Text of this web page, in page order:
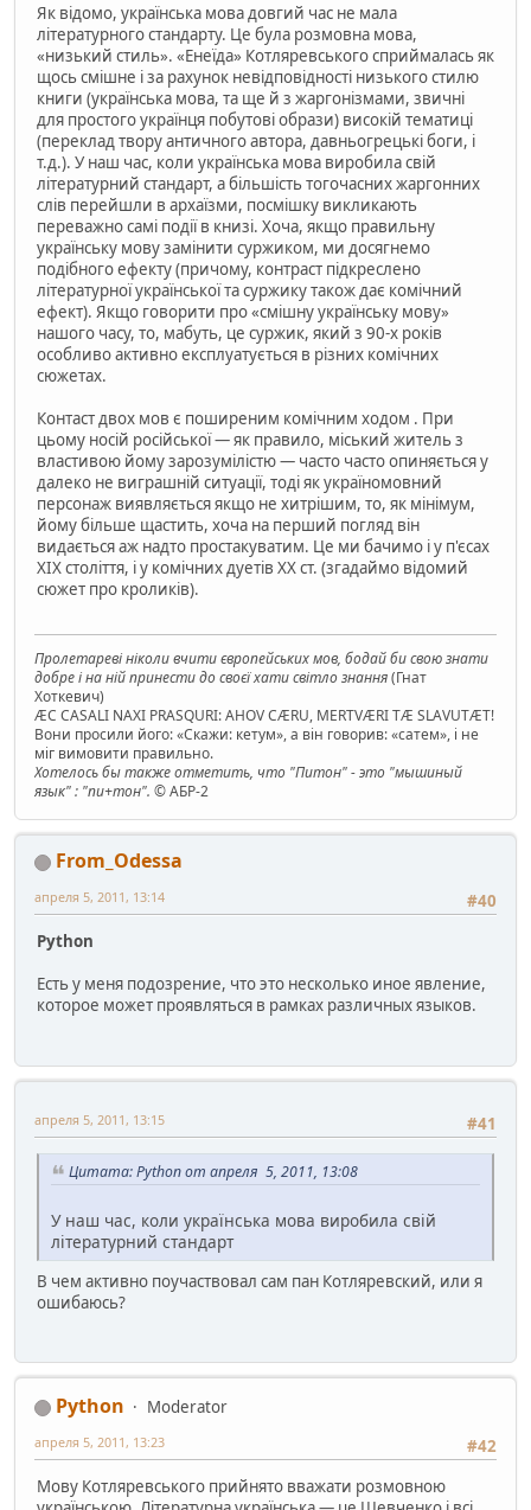
Як відомо, українська мова довгий час не мала
літературного стандарту. Це була розмовна мова,
«низький стиль». «Енеїда» Котляревського сприймалась як
щось смішне і за рахунок невідповідності низького стилю
книги (українська мова, та ще й з жаргонізмами, звичні
для простого українця побутові образи) високій тематиці
(переклад твору античного автора, давньогрецькі боги, і
т.д.). У наш час, коли українська мова виробила свій
літературний стандарт, а більшість тогочасних жаргонних
слів перейшли в архаїзми, посмішку викликають
переважно самі події в книзі. Хоча, якщо правильну
українську мову замінити суржиком, ми досягнемо
подібного ефекту (причому, контраст підкреслено
літературної української та суржику також дає комічний
ефект). Якщо говорити про «смішну українську мову»
нашого часу, то, мабуть, це суржик, який з 90-х років
особливо активно експлуатується в різних комічних
сюжетах.
Контаст двох мов є поширеним комічним ходом . При
цьому носій російської — як правило, міський житель з
властивою йому зарозумілістю — часто часто опиняється у
далеко не виграшній ситуації, тоді як україномовний
персонаж виявляється якщо не хитрішим, то, як мінімум,
йому більше щастить, хоча на перший погляд він
видається аж надто простакуватим. Це ми бачимо і у п'єсах
ХІХ століття, і у комічних дуетів ХХ ст. (згадаймо відомий
сюжет про кроликів).
Пролетареві ніколи вчити європейських мов, бодай би свою знати
добре і на ній принести до своєї хати світло знання(Гнат
Хоткевич)
ÆC CASALI NAXI PRASQURI: AHOV CÆRU, MERTVÆRI TÆ SLAVUTÆT!
Вони просили його: «Скажи: кетум», а він говорив: «сатем», і не
міг вимовити правильно.
Хотелось бы также отметить, что "Питон" - это "мышиный
язык" : "пи+тон". © АБР-2
From_Odessa
#40
апреля 5, 2011, 13:14
Python
Есть у меня подозрение, что это несколько иное явление,
которое может проявляться в рамках различных языков.
#41
апреля 5, 2011, 13:15
Цитата: Python от апреля 5, 2011, 13:08
У наш час, коли українська мова виробила свій
літературний стандарт
В чем активно поучаствовал сам пан Котляревский, или я
ошибаюсь?
Python
Moderator
#42
апреля 5, 2011, 13:23
Мову Котляревського прийнято вважати розмовною